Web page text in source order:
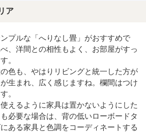
ア
プルな「へりなし畳」がおすすめで
、洋間との相性もよく、お部屋がすっ
。
色も、やはりリビングと統一した方が
生まれ、広く感じますね。欄間はつけ
。
えるように家具は置かないようにした
必要な場合は、背の低いローボードタ
ある家具と色調をコーディネートする